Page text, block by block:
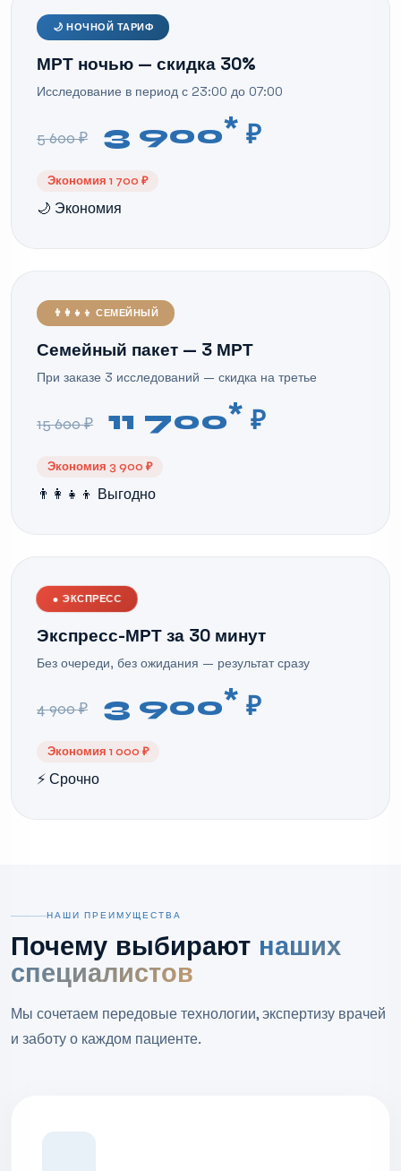
🌙 НОЧНОЙ ТАРИФ
МРТ ночью — скидка 30%
Исследование в период с 23:00 до 07:00
5 600 ₽ 3 900* ₽
Экономия 1 700 ₽
🌙 Экономия
👨‍👩‍👧‍👦 СЕМЕЙНЫЙ
Семейный пакет — 3 МРТ
При заказе 3 исследований — скидка на третье
15 600 ₽ 11 700* ₽
Экономия 3 900 ₽
👨‍👩‍👧‍👦 Выгодно
● ЭКСПРЕСС
Экспресс-МРТ за 30 минут
Без очереди, без ожидания — результат сразу
4 900 ₽ 3 900* ₽
Экономия 1 000 ₽
⚡ Срочно
НАШИ ПРЕИМУЩЕСТВА
Почему выбирают наших
специалистов
Мы сочетаем передовые технологии, экспертизу врачей
и заботу о каждом пациенте.